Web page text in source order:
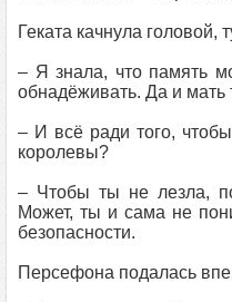
Геката качнула головой,
– Я знала, что память
обнадёживать. Да и мать
– И всё ради того,
королевы?
– Чтобы ты не лезла,
Может, ты и сама не
безопасности.
Персефона подалась